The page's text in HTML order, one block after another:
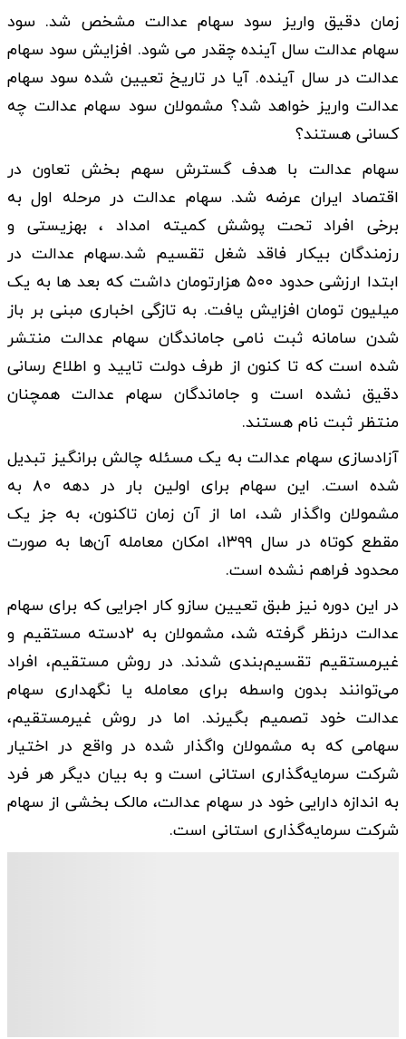
زمان دقیق واریز سود سهام عدالت مشخص شد. سود
سهام عدالت سال آینده چقدر می شود. افزایش سود سهام
عدالت در سال آینده. آیا در تاریخ تعیین شده سود سهام
عدالت واریز خواهد شد؟ مشمولان سود سهام عدالت چه
کسانی هستند؟
سهام عدالت با هدف گسترش سهم بخش تعاون در
اقتصاد ایران عرضه شد. سهام عدالت در مرحله اول به
برخی افراد تحت پوشش کمیته امداد ، بهزیستی و
رزمندگان بیکار فاقد شغل تقسیم شد.سهام عدالت در
ابتدا ارزشی حدود ۵۰۰ هزارتومان داشت که بعد ها به یک
میلیون تومان افزایش یافت. به تازگی اخباری مبنی بر باز
شدن سامانه ثبت نامی جاماندگان سهام عدالت منتشر
شده است که تا کنون از طرف دولت تایید و اطلاع رسانی
دقیق نشده است و جاماندگان سهام عدالت همچنان
منتظر ثبت نام هستند.
آزادسازی سهام عدالت به یک مسئله چالش برانگیز تبدیل
شده است. این سهام برای اولین بار در دهه ۸۰ به
مشمولان واگذار شد، اما از آن زمان تاکنون، به جز یک
مقطع کوتاه در سال ۱۳۹۹، امکان معامله آن‌ها به صورت
محدود فراهم نشده است.
در این دوره نیز طبق تعیین سازو کار اجرایی که برای سهام
عدالت درنظر گرفته شد، مشمولان به ۲دسته مستقیم و
غیرمستقیم تقسیم‌بندی شدند. در روش مستقیم، افراد
می‌توانند بدون واسطه برای معامله یا نگهداری سهام
عدالت خود تصمیم بگیرند. اما در روش غیرمستقیم،
سهامی که به مشمولان واگذار شده در واقع در اختیار
شرکت سرمایه‌گذاری استانی است و به بیان دیگر هر فرد
به اندازه دارایی خود در سهام عدالت، مالک بخشی از سهام
شرکت سرمایه‌گذاری استانی است.